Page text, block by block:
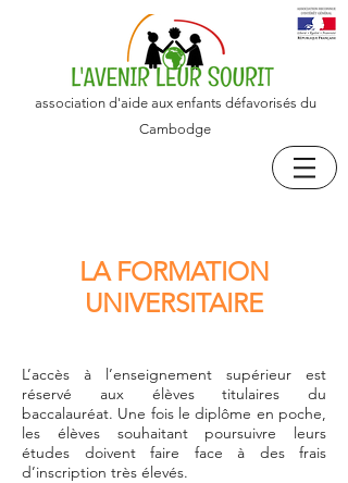
association d'aide aux enfants défavorisés du
Cambodge
LA FORMATION
UNIVERSITAIRE
L’accès à l’enseignement supérieur est
réservé aux élèves titulaires du
baccalauréat. Une fois le diplôme en poche,
les élèves souhaitant poursuivre leurs
études doivent faire face à des frais
d’inscription très élevés.